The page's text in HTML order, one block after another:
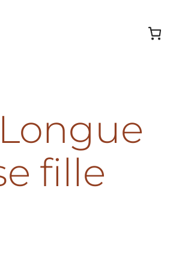
fille